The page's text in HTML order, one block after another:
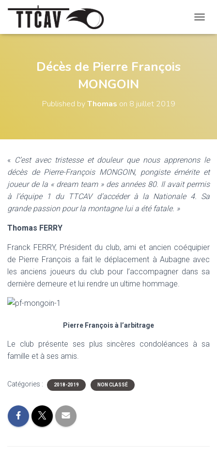
U
N
A
V
G
N
Décès de Pierre François
MONGOIN
Published byThomas on 8 juillet 2019
« C’est avec tristesse et douleur que nous apprenons le
décès de Pierre-François MONGOIN, pongiste émérite et
joueur de la « dream team » des années 80. Il avait permis
à l’équipe 1 du TTCAV d’accéder à la Nationale 4. Sa
grande passion pour la montagne lui a été fatale. »
Thomas FERRY
Franck FERRY, Président du club, ami et ancien coéquipier
de Pierre François a fait le déplacement à Aubagne avec
les anciens joueurs du club pour l’accompagner dans sa
dernière demeure et lui rendre un ultime hommage.
Pierre François à l’arbitrage
Le club présente ses plus sincères condoléances à sa
famille et à ses amis.
Catégories : 2018-2019 NON CLASSÉ